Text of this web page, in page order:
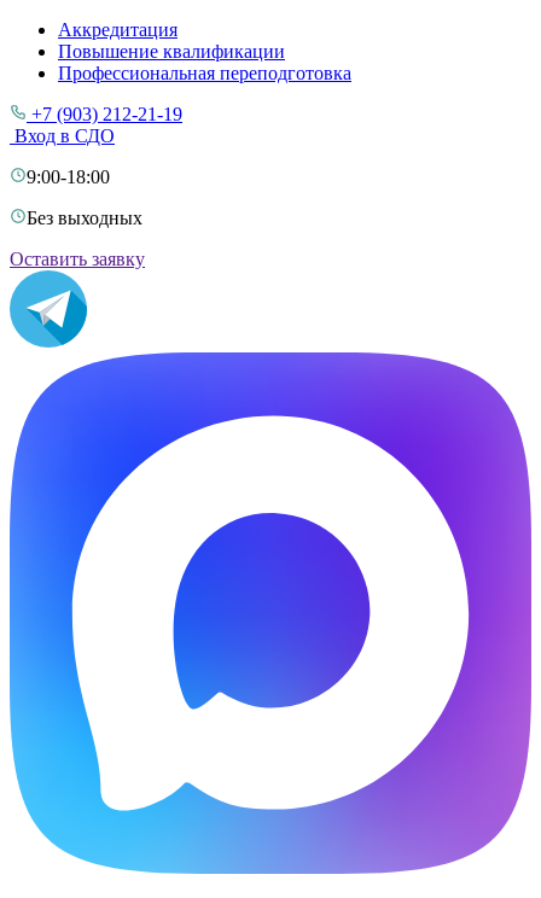
Аккредитация
Повышение квалификации
Профессиональная переподготовка
+7 (903) 212-21-19
Вход в СДО
9:00-18:00
Без выходных
Оставить заявку